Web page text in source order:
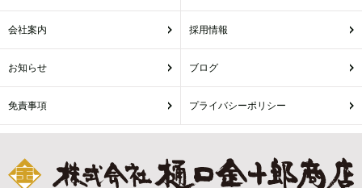
会社案内 採用情報
お知らせ ブログ
免責事項 プライバシーポリシー